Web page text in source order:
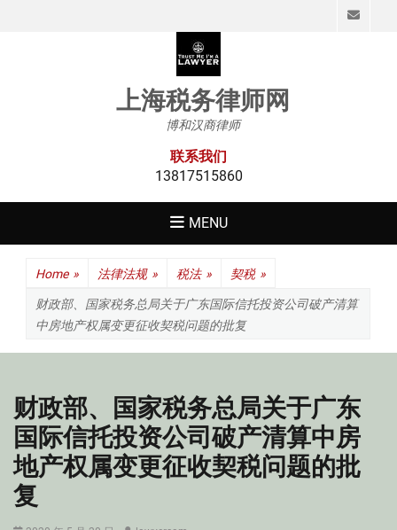
上海税务律师网
博和汉商律师
联系我们
13817515860
MENU
Home » 法律法规 » 税法 » 契税 »
财政部、国家税务总局关于广东国际信托投资公司破产清算
中房地产权属变更征收契税问题的批复
财政部、国家税务总局关于广东
国际信托投资公司破产清算中房
地产权属变更征收契税问题的批
复